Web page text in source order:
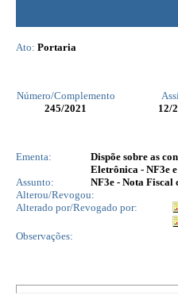
Ato: Portaria
Número/Complemento
245/2021 12/
Ementa:
Dispõe sobre as
Eletrônica - NF3e
Assunto:
NF3e - Nota
Alterou/Revogou:
Alterado por/Revogado por:
Observações: